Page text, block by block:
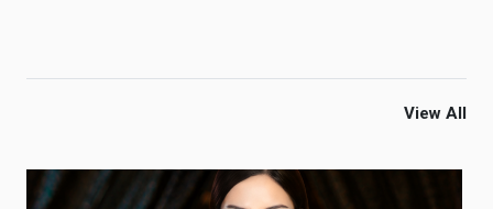
View All